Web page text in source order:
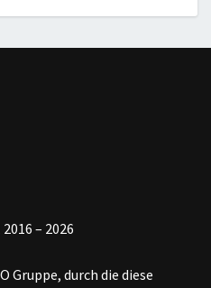
– 2026
Gruppe, durch die diese